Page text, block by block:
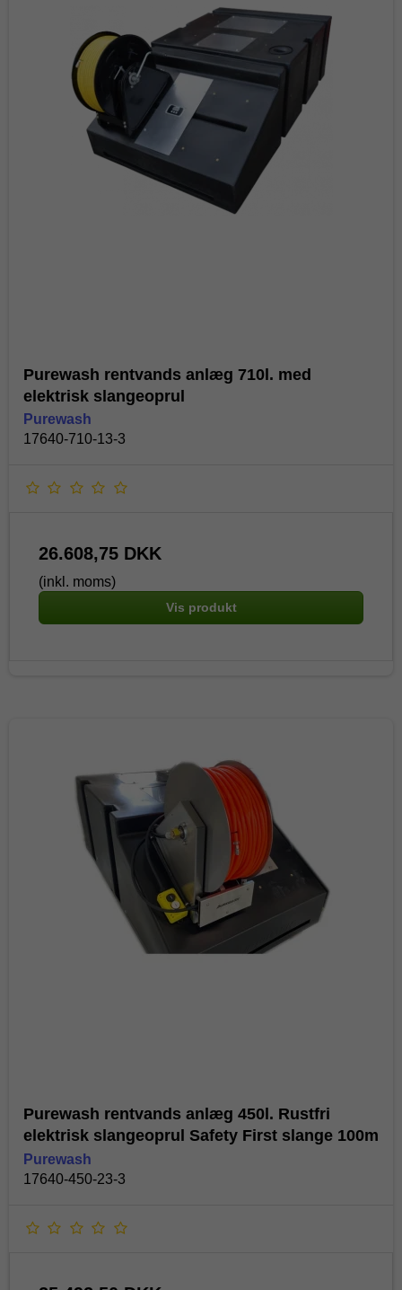
Purewash rentvands anlæg 710l. med
elektrisk slangeoprul
Purewash
17640-710-13-3
26.608,75 DKK
(inkl. moms)
Vis produkt
Purewash rentvands anlæg 450l. Rustfri
elektrisk slangeoprul Safety First slange 100m
Purewash
17640-450-23-3